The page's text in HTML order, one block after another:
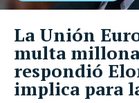
La Unión
multa
respondió
implica para